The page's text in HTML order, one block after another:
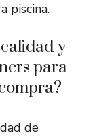
piscina.
y
para
de